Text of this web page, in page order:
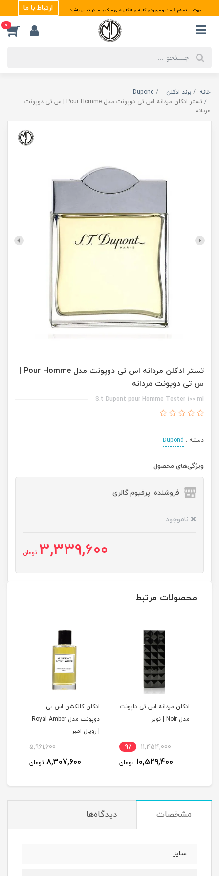
جهت استعلام قیمت و موجودی کلیه ی ادکلن های مارک با ما در تماس باشید ارتباط با ما
0
خانه برند ادکلن
Dupond
تستر ادکلن مردانه اس تی دوپونت مدل Pour Homme | س تی دوپونت
مردانه
س تی دوپونت مردانه
S.t Dupont pour Homme Tester 100 ml
دسته : Dupond
ویژگی‌های محصول
فروشنده: پرفیوم گالری
ناموجود
3,339,600 تومان
محصولات مرتبط
ادکلن مردانه اس تی داپونت
مدل Noir | نویر
11,454,000 9٪
10,529,400 تومان
ادکلن کالکشن اس تی
دوپونت مدل Royal Amber
| رویال امبر
5,961,600
8,307,600 تومان
مشخصات دیدگاه‌ها
سایز